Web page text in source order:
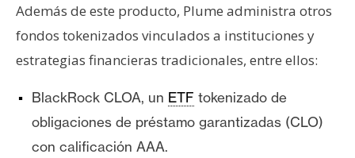
Además de este producto, Plume administra otros
fondos tokenizados vinculados a instituciones y
estrategias financieras tradicionales, entre ellos:
BlackRock CLOA, un ETF tokenizado de
obligaciones de préstamo garantizadas (CLO)
con calificación AAA.